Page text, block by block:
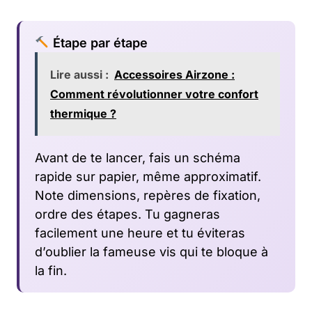
Étape par étape
Lire aussi : Accessoires Airzone :
Comment révolutionner votre confort
thermique ?
Avant de te lancer, fais un schéma
rapide sur papier, même approximatif.
Note dimensions, repères de fixation,
ordre des étapes. Tu gagneras
facilement une heure et tu éviteras
d’oublier la fameuse vis qui te bloque à
la fin.